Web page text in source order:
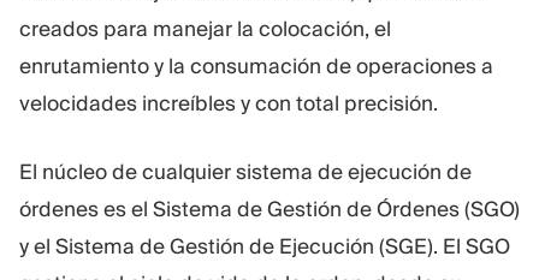
creados para manejar la colocación, el
enrutamiento y la consumación de operaciones a
velocidades increíbles y con total precisión.
El núcleo de cualquier sistema de ejecución de
órdenes es el Sistema de Gestión de Órdenes (SGO)
y el Sistema de Gestión de Ejecución (SGE). El SGO